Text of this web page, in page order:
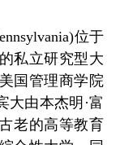
位于
私立研究型大
国管理商学院
大由本杰明·富
老的高等教育